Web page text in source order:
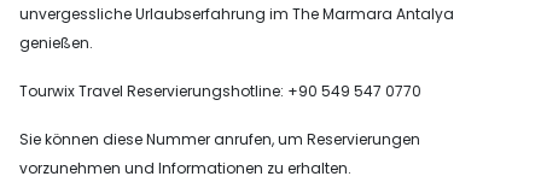
unvergessliche Urlaubserfahrung im The Marmara Antalya
genießen.
Tourwix Travel Reservierungshotline: +90 549 547 0770
Sie können diese Nummer anrufen, um Reservierungen
vorzunehmen und Informationen zu erhalten.